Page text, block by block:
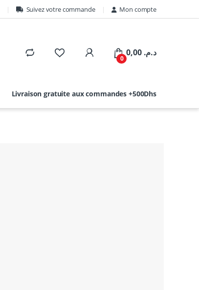
Suivez votre commande Mon compte
0
د.م. 0,00
Livraison gratuite aux commandes +500Dhs